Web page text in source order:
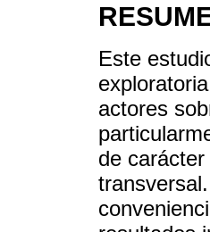
Este
actores
de